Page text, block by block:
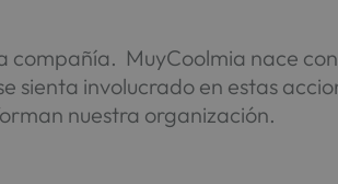
compañía. MuyCoolmia nace
sienta involucrado en estas
nuestra organización.